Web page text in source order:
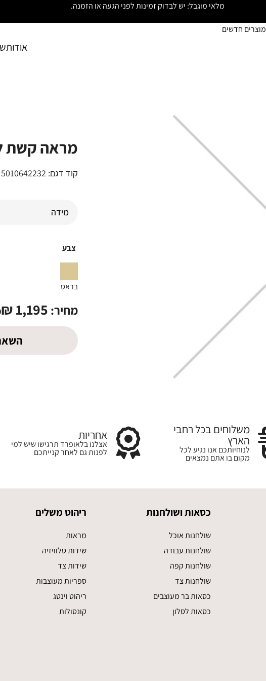
מלאי מוגבל: יש לבדוק זמינות לפני הגעה או הזמנה.
מוצרים חדשים
אודות
מראה קשת
קוד דגם: 5010642232
צבע
בראס
מחיר: 1,195
₪
משלוחים בכל רחבי
הארץ
לנוחיותכם אנו נגיע לכל
מקום בו אתם נמצאים
אחריות
אצלנו בלאופרד תרגישו שיש למי
לפנות גם לאחר קנייתכם
כסאות ושולחנות
שולחנות אוכל
שולחנות עבודה
שולחנות קפה
שולחנות צד
כסאות בר מעוצבים
כסאות לסלון
ריהוט משלים
מראות
שידות טלוויזיה
שידות צד
ספריות מעוצבות
ריהוט וינטג
קונסולות